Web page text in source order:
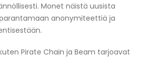
Monet näistä uusista
anonymiteettiä ja
Pirate Chain ja Beam tarjoavat